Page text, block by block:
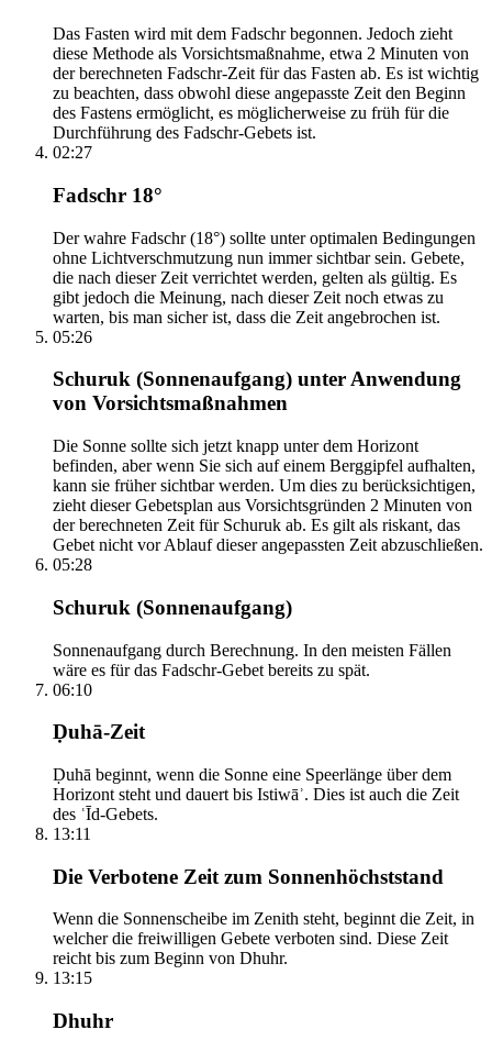
Das Fasten wird mit dem Fadschr begonnen. Jedoch zieht
diese Methode als Vorsichtsmaßnahme, etwa 2 Minuten von
der berechneten Fadschr-Zeit für das Fasten ab. Es ist wichtig
zu beachten, dass obwohl diese angepasste Zeit den Beginn
des Fastens ermöglicht, es möglicherweise zu früh für die
Durchführung des Fadschr-Gebets ist.
02:27
Fadschr 18°
Der wahre Fadschr (18°) sollte unter optimalen Bedingungen
ohne Lichtverschmutzung nun immer sichtbar sein. Gebete,
die nach dieser Zeit verrichtet werden, gelten als gültig. Es
gibt jedoch die Meinung, nach dieser Zeit noch etwas zu
warten, bis man sicher ist, dass die Zeit angebrochen ist.
05:26
Schuruk (Sonnenaufgang) unter Anwendung
von Vorsichtsmaßnahmen
Die Sonne sollte sich jetzt knapp unter dem Horizont
befinden, aber wenn Sie sich auf einem Berggipfel aufhalten,
kann sie früher sichtbar werden. Um dies zu berücksichtigen,
zieht dieser Gebetsplan aus Vorsichtsgründen 2 Minuten von
der berechneten Zeit für Schuruk ab. Es gilt als riskant, das
Gebet nicht vor Ablauf dieser angepassten Zeit abzuschließen.
05:28
Schuruk (Sonnenaufgang)
Sonnenaufgang durch Berechnung. In den meisten Fällen
wäre es für das Fadschr-Gebet bereits zu spät.
06:10
Ḍuhā-Zeit
Ḍuhā beginnt, wenn die Sonne eine Speerlänge über dem
Horizont steht und dauert bis Istiwāʾ. Dies ist auch die Zeit
des ʿĪd-Gebets.
13:11
Die Verbotene Zeit zum Sonnenhöchststand
Wenn die Sonnenscheibe im Zenith steht, beginnt die Zeit, in
welcher die freiwilligen Gebete verboten sind. Diese Zeit
reicht bis zum Beginn von Dhuhr.
13:15
Dhuhr